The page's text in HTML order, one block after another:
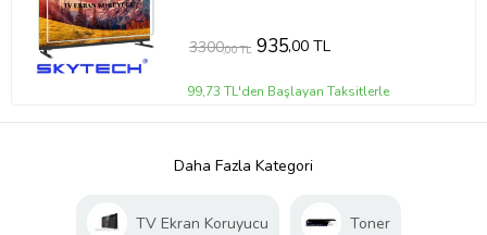
3300,00 TL 935,00 TL
99,73 TL'den Başlayan Taksitlerle
Daha Fazla Kategori
TV Ekran Koruyucu Toner